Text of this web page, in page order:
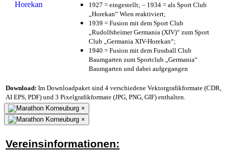
1927 = eingestellt; – 1934 = als Sport Club
„Horekan“ Wien reaktiviert;
1939 = Fusion mit dem Sport Club
„Rudolfsheimer Germania (XIV)“ zum Sport
Club „Germania XIV-Horekan“;
1940 = Fusion mit dem Fussball Club
Baumgarten zum Sportclub „Germania“
Baumgarten und dabei aufgegangen
Download: Im Downloadpaket sind 4 verschiedene Vektorgrafikformate (CDR,
AI EPS, PDF) und 3 Pixelgrafikformate (JPG, PNG, GIF) enthalten.
×
×
Vereinsinformationen: